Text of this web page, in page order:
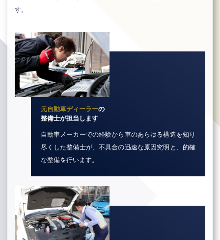
す。
元自動車ディーラーの
整備士が担当します
自動車メーカーでの経験から車のあらゆる構造を知り
尽くした整備士が、不具合の迅速な原因究明と、的確
な整備を行います。